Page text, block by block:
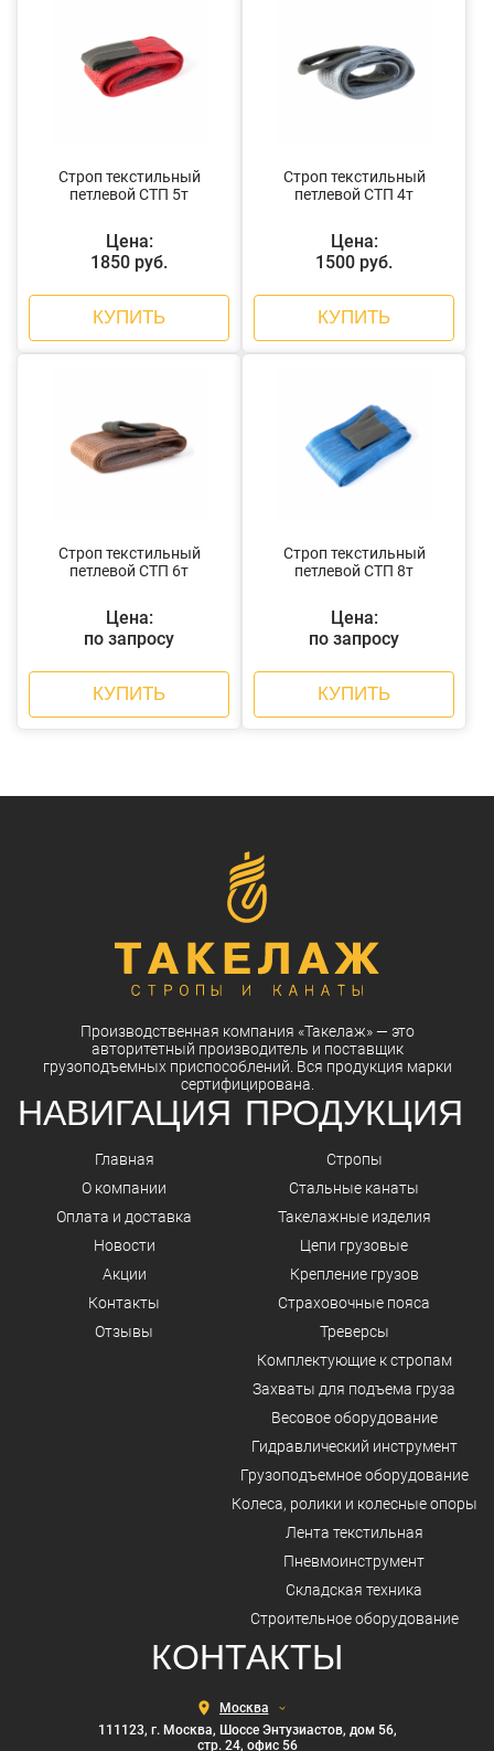
Строп текстильный
петлевой СТП 5т
Цена:
1850 руб.
КУПИТЬ
Строп текстильный
петлевой СТП 4т
Цена:
1500 руб.
КУПИТЬ
Строп текстильный
петлевой СТП 6т
Цена:
по запросу
КУПИТЬ
Строп текстильный
петлевой СТП 8т
Цена:
по запросу
КУПИТЬ
Производственная компания «Такелаж»— это
авторитетный производитель и поставщик
грузоподъемных приспособлений. Вся продукция марки
сертифицирована.
НАВИГАЦИЯ
Главная
О компании
Оплата и доставка
Новости
Акции
Контакты
Отзывы
ПРОДУКЦИЯ
Стропы
Стальные канаты
Такелажные изделия
Цепи грузовые
Крепление грузов
Страховочные пояса
Треверсы
Комплектующие к стропам
Захваты для подъема груза
Весовое оборудование
Гидравлический инструмент
Грузоподъемное оборудование
Колеса, ролики и колесные опоры
Лента текстильная
Пневмоинструмент
Складская техника
Строительное оборудование
КОНТАКТЫ
Выберите
город
111123, г. Москва, Шоссе Энтузиастов, дом 56,
стр. 24, офис 56